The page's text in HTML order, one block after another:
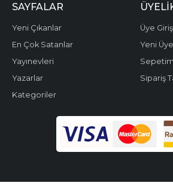
SAYFALAR
Yeni Çıkanlar
En Çok Satanlar
Yayınevleri
Yazarlar
Kategoriler
Üye
Yeni
Sepetim
Sipariş